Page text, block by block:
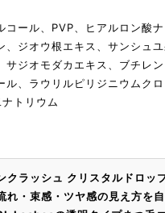
コール、PVP、ヒアルロン酸
、ジオウ根エキス、サンシュ
サジオモダカエキス、ブチレ
ル、ラウリルピリジニウムクロ
トリウム
クラッシュ クリスタルドロッ
れ・束感・ツヤ感の見え方を